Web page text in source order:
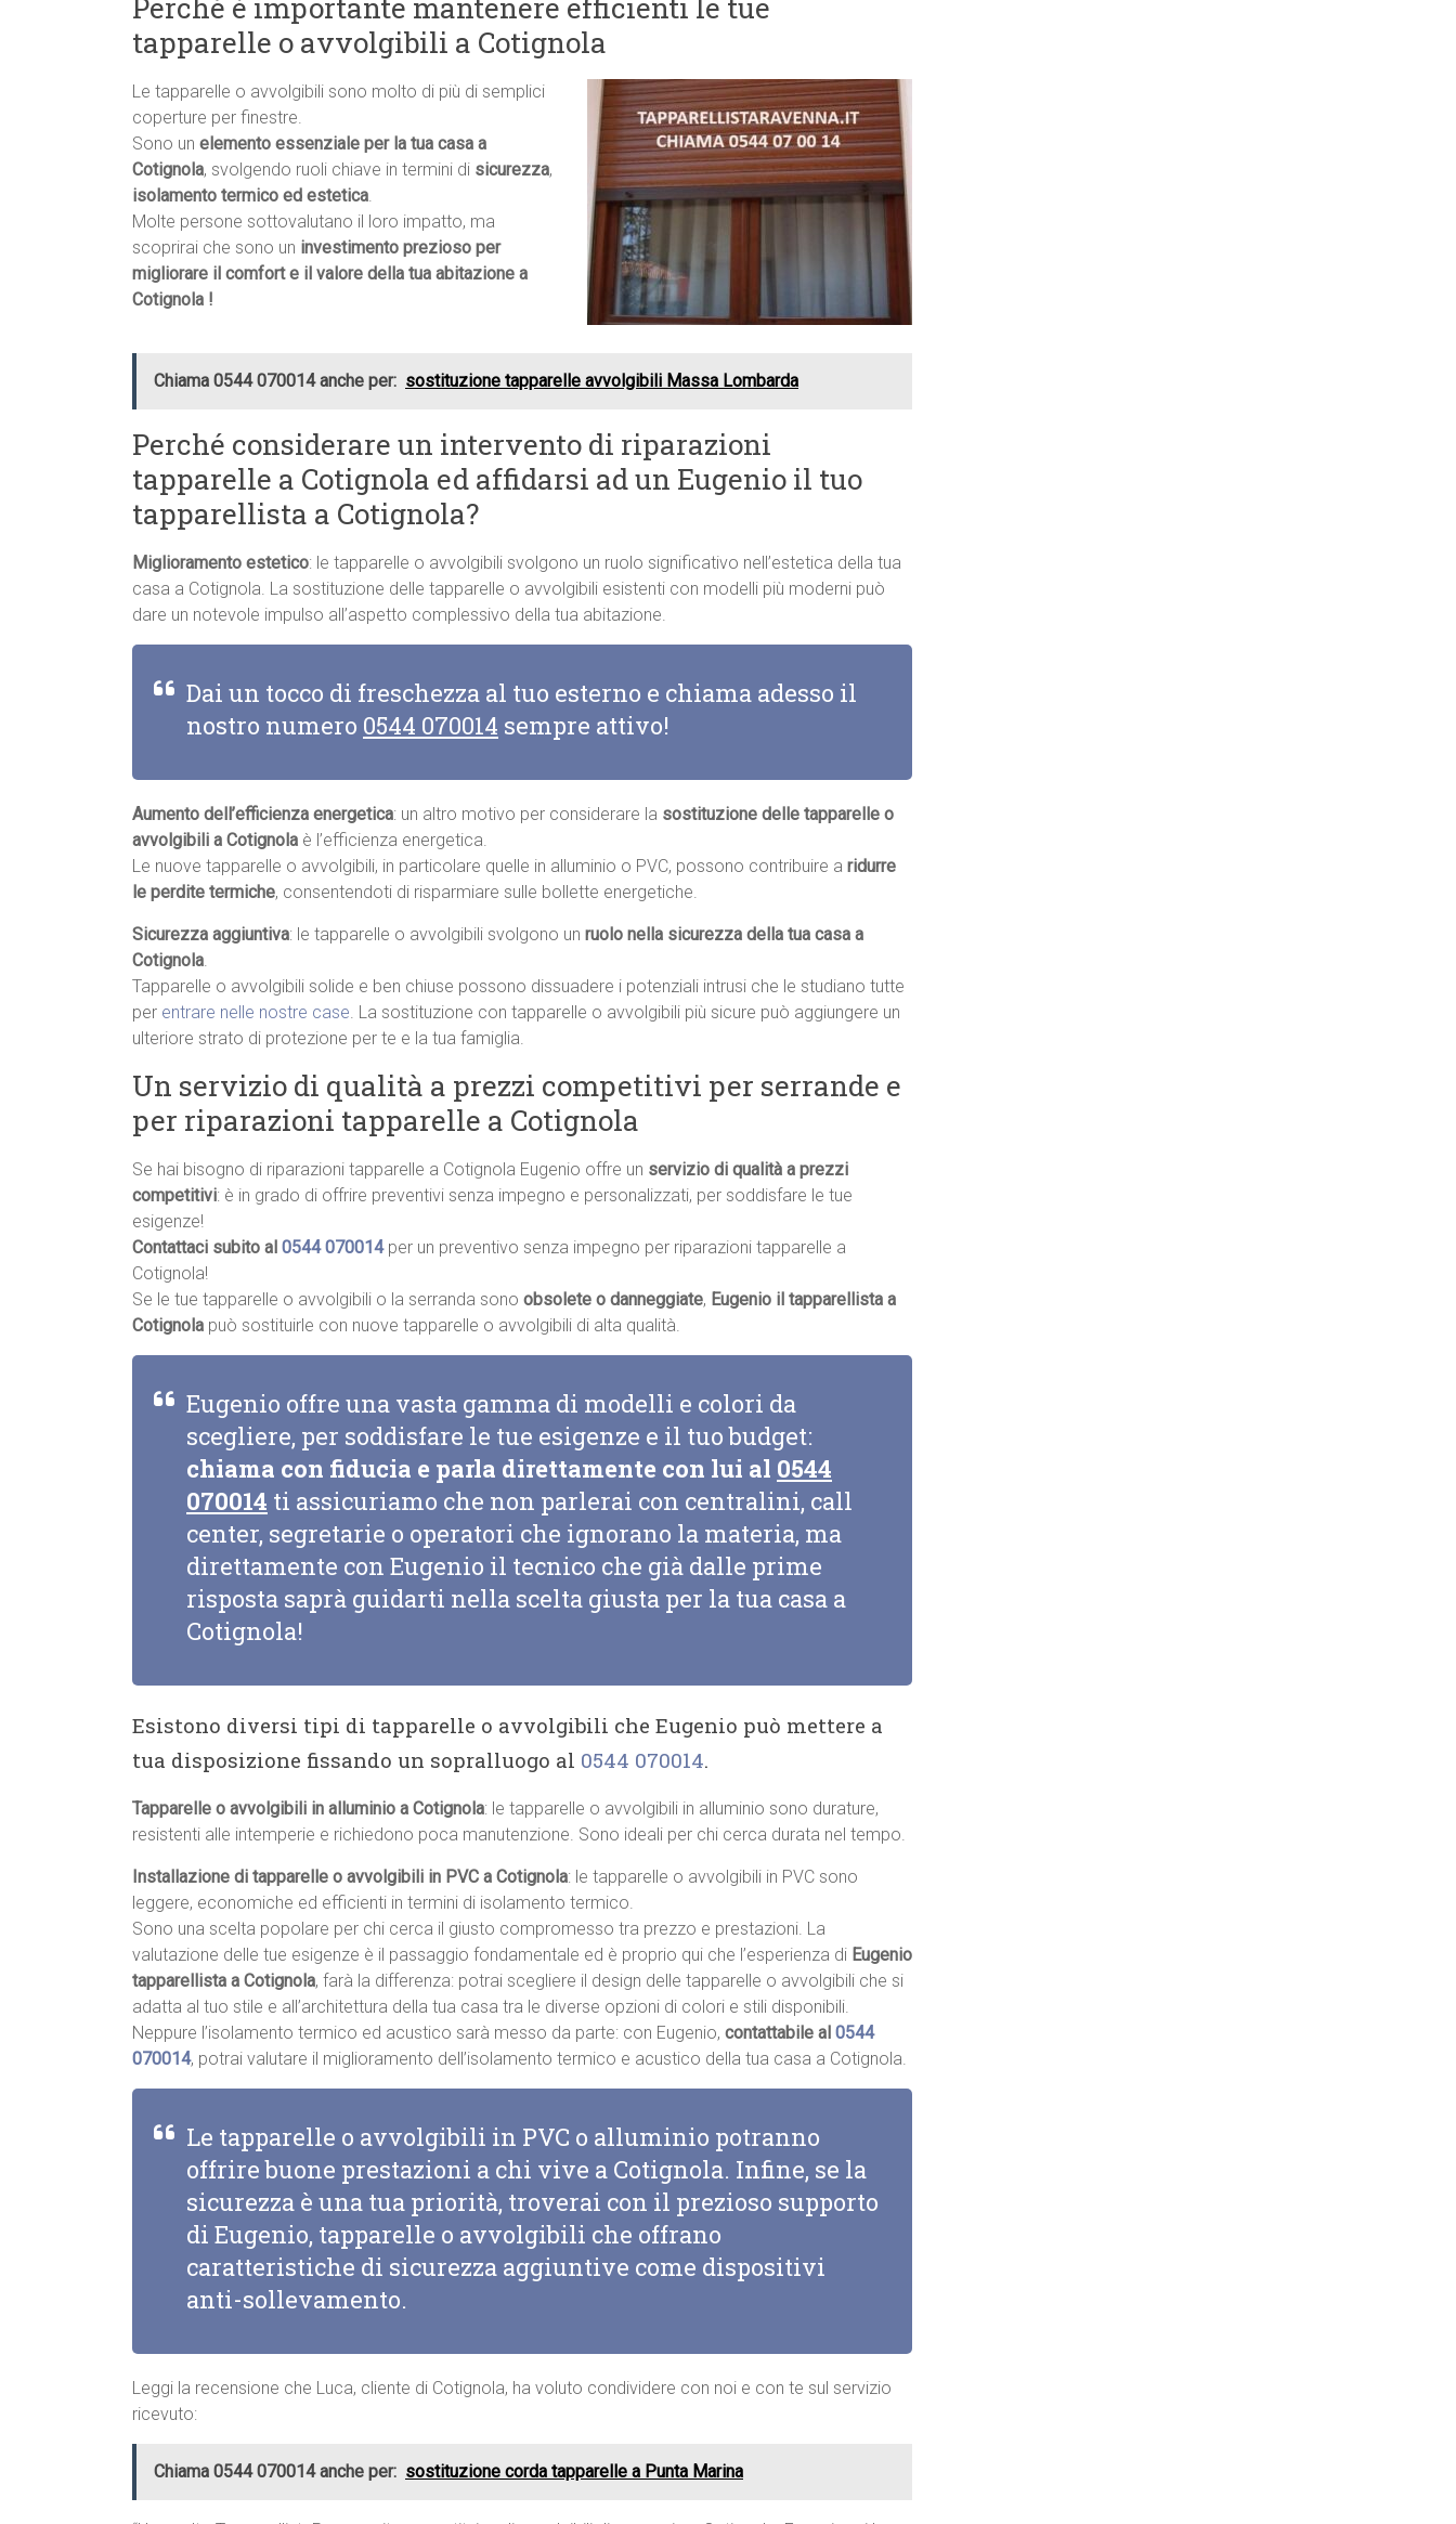
Perché è importante mantenere efficienti le tue
tapparelle o avvolgibili a Cotignola
Le tapparelle o avvolgibili sono molto di più di semplici
coperture per finestre.
Sono un elemento essenziale per la tua casa a
Cotignola, svolgendo ruoli chiave in termini di sicurezza,
isolamento termico ed estetica.
Molte persone sottovalutano il loro impatto, ma
scoprirai che sono un investimento prezioso per
migliorare il comfort e il valore della tua abitazione a
Cotignola !
Chiama 0544 070014 anche per: sostituzione tapparelle avvolgibili Massa Lombarda
Perché considerare un intervento di riparazioni
tapparelle a Cotignola ed affidarsi ad un Eugenio il tuo
tapparellista a Cotignola?
Miglioramento estetico: le tapparelle o avvolgibili svolgono un ruolo significativo nell’estetica della tua
casa a Cotignola. La sostituzione delle tapparelle o avvolgibili esistenti con modelli più moderni può
dare un notevole impulso all’aspetto complessivo della tua abitazione.
Dai un tocco di freschezza al tuo esterno e chiama adesso il
nostro numero 0544 070014 sempre attivo!
Aumento dell’efficienza energetica: un altro motivo per considerare la sostituzione delle tapparelle o
avvolgibili a Cotignola è l’efficienza energetica.
Le nuove tapparelle o avvolgibili, in particolare quelle in alluminio o PVC, possono contribuire a ridurre
le perdite termiche, consentendoti di risparmiare sulle bollette energetiche.
Sicurezza aggiuntiva: le tapparelle o avvolgibili svolgono un ruolo nella sicurezza della tua casa a
Cotignola.
Tapparelle o avvolgibili solide e ben chiuse possono dissuadere i potenziali intrusi che le studiano tutte
per entrare nelle nostre case. La sostituzione con tapparelle o avvolgibili più sicure può aggiungere un
ulteriore strato di protezione per te e la tua famiglia.
Un servizio di qualità a prezzi competitivi per serrande e
per riparazioni tapparelle a Cotignola
Se hai bisogno di riparazioni tapparelle a Cotignola Eugenio offre un servizio di qualità a prezzi
competitivi: è in grado di offrire preventivi senza impegno e personalizzati, per soddisfare le tue
esigenze!
Contattaci subito al 0544 070014 per un preventivo senza impegno per riparazioni tapparelle a
Cotignola!
Se le tue tapparelle o avvolgibili o la serranda sono obsolete o danneggiate, Eugenio il tapparellista a
Cotignola può sostituirle con nuove tapparelle o avvolgibili di alta qualità.
Eugenio offre una vasta gamma di modelli e colori da
scegliere, per soddisfare le tue esigenze e il tuo budget:
chiama con fiducia e parla direttamente con lui al 0544
070014 ti assicuriamo che non parlerai con centralini, call
center, segretarie o operatori che ignorano la materia, ma
direttamente con Eugenio il tecnico che già dalle prime
risposta saprà guidarti nella scelta giusta per la tua casa a
Cotignola!
Esistono diversi tipi di tapparelle o avvolgibili che Eugenio può mettere a
tua disposizione fissando un sopralluogo al 0544 070014.
Tapparelle o avvolgibili in alluminio a Cotignola: le tapparelle o avvolgibili in alluminio sono durature,
resistenti alle intemperie e richiedono poca manutenzione. Sono ideali per chi cerca durata nel tempo.
Installazione di tapparelle o avvolgibili in PVC a Cotignola: le tapparelle o avvolgibili in PVC sono
leggere, economiche ed efficienti in termini di isolamento termico.
Sono una scelta popolare per chi cerca il giusto compromesso tra prezzo e prestazioni. La
valutazione delle tue esigenze è il passaggio fondamentale ed è proprio qui che l’esperienza di Eugenio
tapparellista a Cotignola, farà la differenza: potrai scegliere il design delle tapparelle o avvolgibili che si
adatta al tuo stile e all’architettura della tua casa tra le diverse opzioni di colori e stili disponibili.
Neppure l’isolamento termico ed acustico sarà messo da parte: con Eugenio, contattabile al 0544
070014, potrai valutare il miglioramento dell’isolamento termico e acustico della tua casa a Cotignola.
Le tapparelle o avvolgibili in PVC o alluminio potranno
offrire buone prestazioni a chi vive a Cotignola. Infine, se la
sicurezza è una tua priorità, troverai con il prezioso supporto
di Eugenio, tapparelle o avvolgibili che offrano
caratteristiche di sicurezza aggiuntive come dispositivi
anti-sollevamento.
Leggi la recensione che Luca, cliente di Cotignola, ha voluto condividere con noi e con te sul servizio
ricevuto:
Chiama 0544 070014 anche per: sostituzione corda tapparelle a Punta Marina